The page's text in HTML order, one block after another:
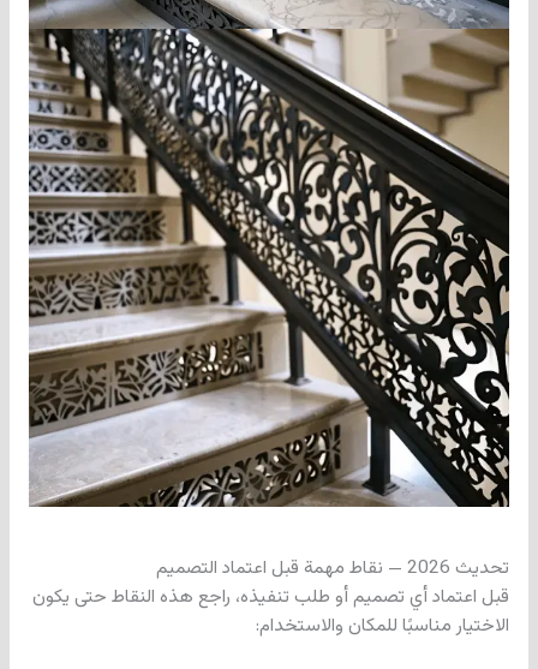
تحديث 2026 — نقاط مهمة قبل اعتماد التصميم
قبل اعتماد أي تصميم أو طلب تنفيذه، راجع هذه النقاط حتى يكون
الاختيار مناسبًا للمكان والاستخدام: